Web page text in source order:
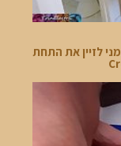
לזיין את התחת